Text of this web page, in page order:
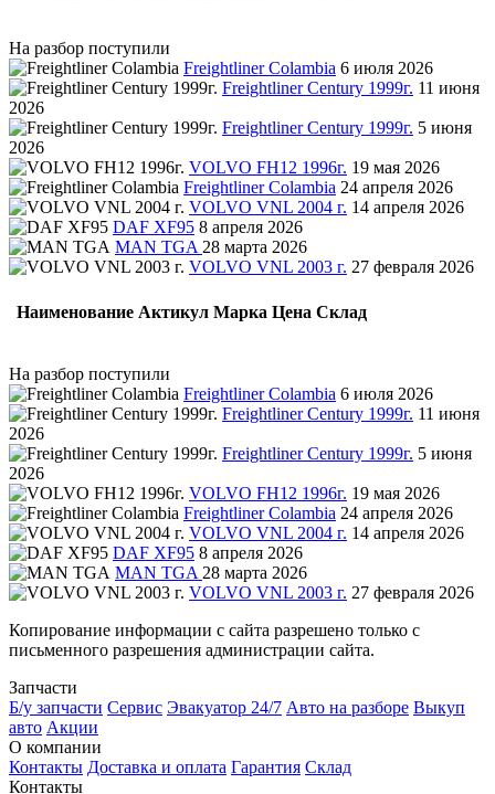
На разбор поступили
Freightliner Colambia 6 июля 2026
Freightliner Century 1999г. 11 июня
2026
Freightliner Century 1999г. 5 июня
2026
VOLVO FH12 1996г. 19 мая 2026
Freightliner Colambia 24 апреля 2026
VOLVO VNL 2004 г. 14 апреля 2026
DAF XF95 8 апреля 2026
MAN TGA 28 марта 2026
VOLVO VNL 2003 г. 27 февраля 2026
Наименование Актикул Марка Цена Склад
На разбор поступили
Freightliner Colambia 6 июля 2026
Freightliner Century 1999г. 11 июня
2026
Freightliner Century 1999г. 5 июня
2026
VOLVO FH12 1996г. 19 мая 2026
Freightliner Colambia 24 апреля 2026
VOLVO VNL 2004 г. 14 апреля 2026
DAF XF95 8 апреля 2026
MAN TGA 28 марта 2026
VOLVO VNL 2003 г. 27 февраля 2026
Копирование информации с сайта разрешено только с
письменного разрешения администрации сайта.
Запчасти
Б/у запчасти Сервис Эвакуатор 24/7 Авто на разборе Выкуп
авто Акции
О компании
Контакты Доставка и оплата Гарантия Склад
Контакты